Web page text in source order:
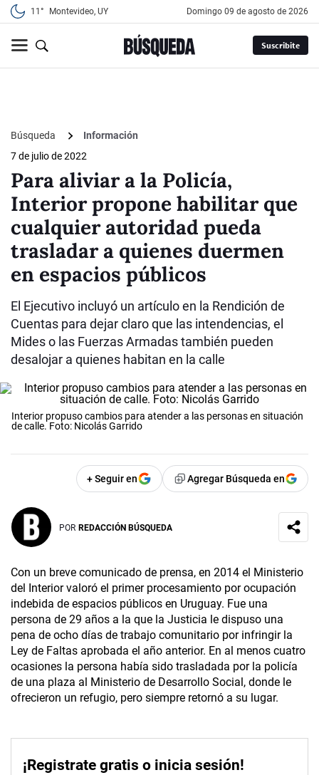
11° Montevideo, UY domingo 09 de agosto de 2026
Suscribite
Búsqueda
Información
7 de julio de 2022
Para aliviar a la Policía,
Interior propone habilitar que
cualquier autoridad pueda
trasladar a quienes duermen
en espacios públicos
El Ejecutivo incluyó un artículo en la Rendición de
Cuentas para dejar claro que las intendencias, el
Mides o las Fuerzas Armadas también pueden
desalojar a quienes habitan en la calle
Interior propuso cambios para atender a las personas en situación
de calle. Foto: Nicolás Garrido
+ Seguir en Agregar Búsqueda en
POR REDACCIÓN BÚSQUEDA
Con un breve comunicado de prensa, en 2014 el Ministerio
del Interior valoró el primer procesamiento por ocupación
indebida de espacios públicos en Uruguay. Fue una
persona de 29 años a la que la Justicia le dispuso una
pena de ocho días de trabajo comunitario por infringir la
Ley de Faltas aprobada el año anterior. En al menos cuatro
ocasiones la persona había sido trasladada por la policía
de una plaza al Ministerio de Desarrollo Social, donde le
ofrecieron un refugio, pero siempre retornó a su lugar.
¡Registrate gratis o inicia sesión!